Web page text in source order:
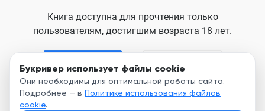
Букривер использует файлы cookie
Они необходимы для оптимальной работы сайта.
Подробнее — в Политике использования файлов
cookie.
Книга доступна для прочтения только
пользователям, достигшим возраста 18 лет.
Нажимая кнопку, я принимаю условия